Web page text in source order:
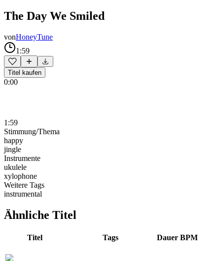
The Day We Smiled
vonHoneyTune
1:59
Titel kaufen
0:00
1:59
Stimmung/Thema
happy
jingle
Instrumente
ukulele
xylophone
Weitere Tags
instrumental
Ähnliche Titel
Titel Tags Dauer BPM